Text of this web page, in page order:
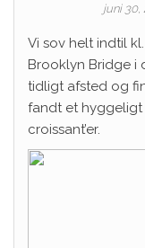
juni 30,
Vi sov helt indtil
Brooklyn Bridge i
tidligt afsted og
fandt et
croissant’er.